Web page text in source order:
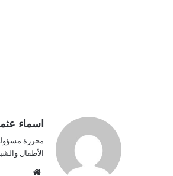
اسماء
محررة مسؤولة
الأطفال